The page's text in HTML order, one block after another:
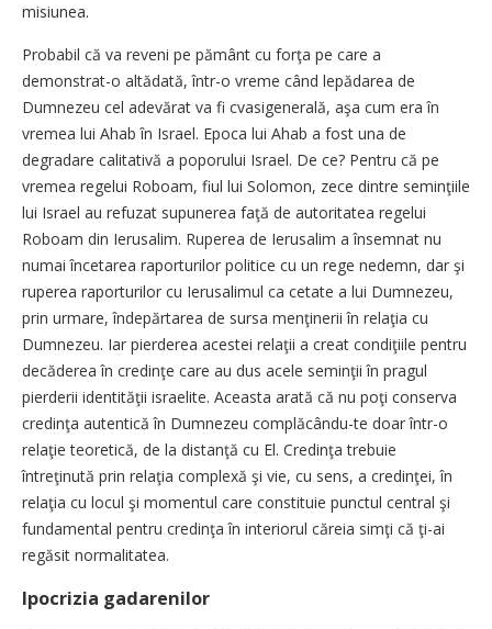
misiunea.
Probabil că va reveni pe pământ cu forţa pe care a
demonstrat-o altădată, într-o vreme când lepădarea de
Dumnezeu cel adevărat va fi cvasigenerală, aşa cum era în
vremea lui Ahab în Israel. Epoca lui Ahab a fost una de
degradare calitativă a poporului Israel. De ce? Pentru că pe
vremea regelui Roboam, fiul lui Solomon, zece dintre seminţiile
lui Israel au refuzat supunerea faţă de autoritatea regelui
Roboam din Ierusalim. Ruperea de Ierusalim a însemnat nu
numai încetarea raporturilor politice cu un rege nedemn, dar şi
ruperea raporturilor cu Ierusalimul ca cetate a lui Dumnezeu,
prin urmare, îndepărtarea de sursa menţinerii în relaţia cu
Dumnezeu. Iar pierderea acestei relaţii a creat condiţiile pentru
decăderea în credinţe care au dus acele seminţii în pragul
pierderii identităţii israelite. Aceasta arată că nu poţi conserva
credinţa autentică în Dumnezeu complăcându-te doar într-o
relaţie teoretică, de la distanţă cu El. Credinţa trebuie
întreţinută prin relaţia complexă şi vie, cu sens, a credinţei, în
relaţia cu locul şi momentul care constituie punctul central şi
fundamental pentru credinţa în interiorul căreia simţi că ţi-ai
regăsit normalitatea.
Ipocrizia gadarenilor